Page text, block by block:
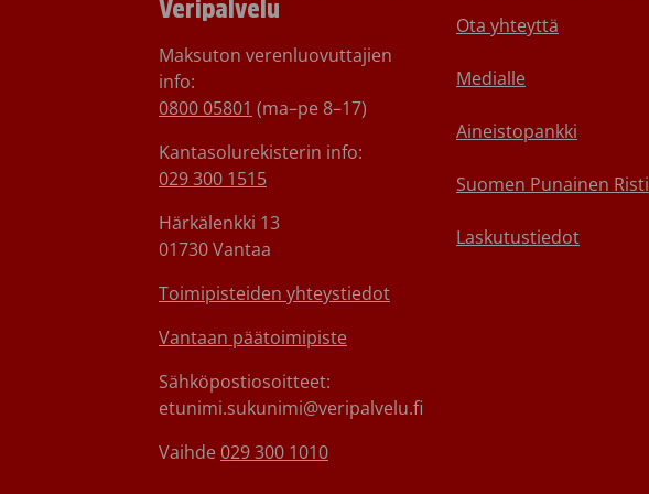
Veripalvelu
Maksuton verenluovuttajien
info:
0800 05801 (ma–pe 8–17)
Kantasolurekisterin info:
029 300 1515
Härkälenkki 13
01730 Vantaa
Toimipisteiden yhteystiedot
Vantaan päätoimipiste
Sähköpostiosoitteet:
etunimi.sukunimi@veripalvelu.fi
Vaihde 029 300 1010
Ota yhteyttä
Medialle
Aineistopankki
Suomen Punainen Risti
Laskutustiedot